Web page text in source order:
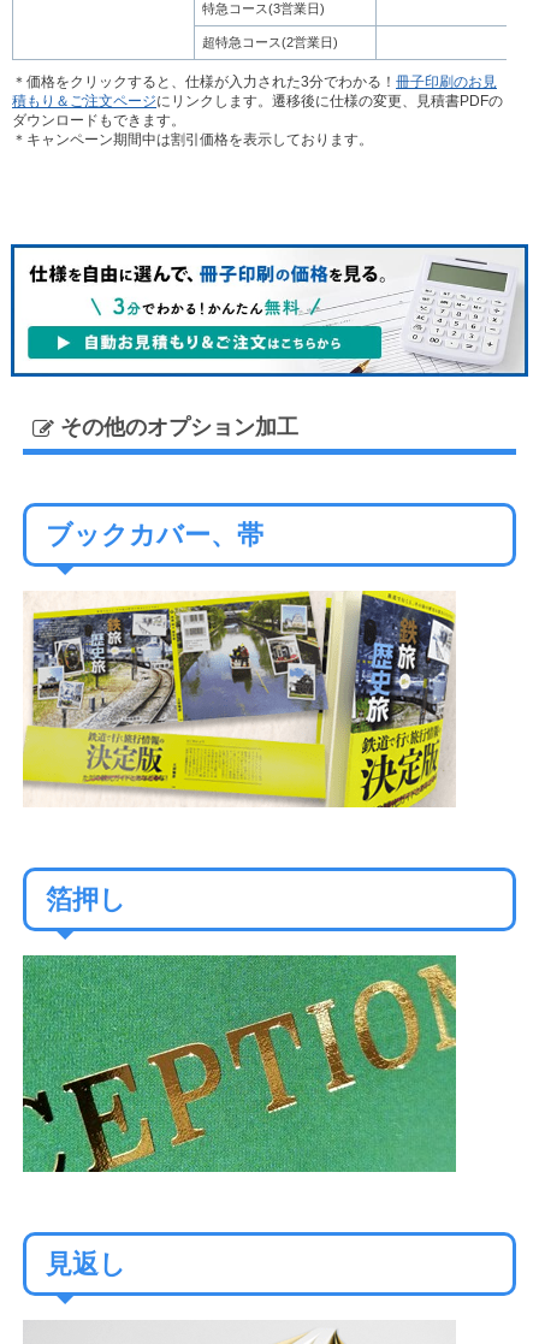
特急コース(3営業日)
超特急コース(2営業日)
＊価格をクリックすると、仕様が入力された3分でわかる！ 冊子印刷のお見
積もり＆ご注文ページにリンクします。遷移後に仕様の変更、見積書PDFの
ダウンロードもできます。
＊キャンペーン期間中は割引価格を表示しております。
その他のオプション加工
ブックカバー、帯
箔押し
見返し